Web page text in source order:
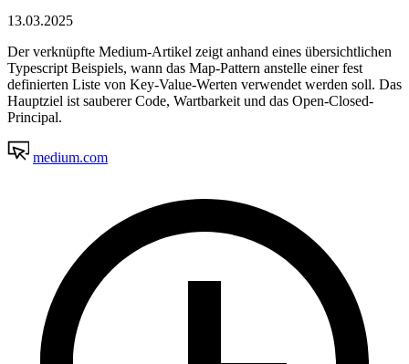
13.03.2025
Der verknüpfte Medium-Artikel zeigt anhand eines übersichtlichen
Typescript Beispiels, wann das Map-Pattern anstelle einer fest
definierten Liste von Key-Value-Werten verwendet werden soll. Das
Hauptziel ist sauberer Code, Wartbarkeit und das Open-Closed-
Principal.
medium.com